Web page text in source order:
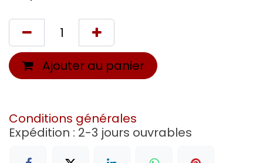
Ajouter au panier
Conditions générales
Expédition : 2-3 jours ouvrables